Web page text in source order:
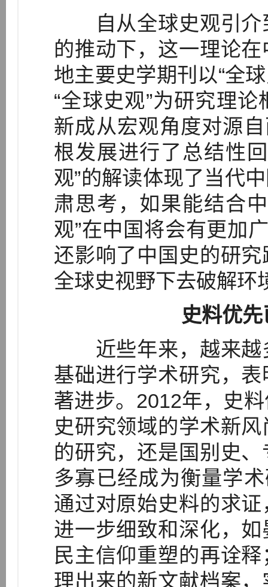
自从全球史观引介
的推动下，这一理论
地主要史学期刊以“全
“全球史观”为研究理
新成从宏观角度对源
根发展进行了总结性
观”的解读体现了当代
肃思考，如果能结合
观”在中国将会有更加
还影响了中国史的研
全球史视野下去破解环
史料优
近些年来，越来越
基础进行学术研究，
著进步。2012年，史
史研究领域的学术新
的研究，还是国别史
多寡已经成为衡量学
通过对原始史料的求
进一步细致和深化，
民主信仰重塑的再诠
理出来的新文献档案